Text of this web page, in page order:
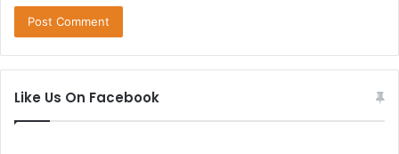
Like Us On Facebook